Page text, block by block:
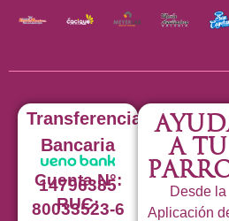
Transferencia
Bancaria
Cuenta N°:
14796385
RUC:
80033523-6
a tu
Desde la
Aplicación